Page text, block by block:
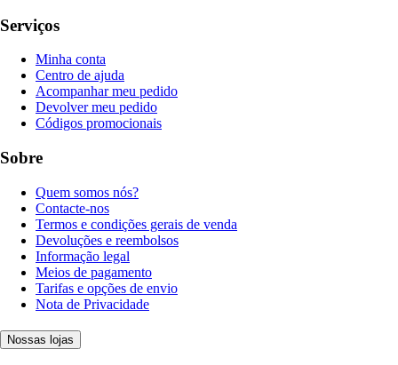
Serviços
Minha conta
Centro de ajuda
Acompanhar meu pedido
Devolver meu pedido
Códigos promocionais
Sobre
Quem somos nós?
Contacte-nos
Termos e condições gerais de venda
Devoluções e reembolsos
Informação legal
Meios de pagamento
Tarifas e opções de envio
Nota de Privacidade
Nossas lojas